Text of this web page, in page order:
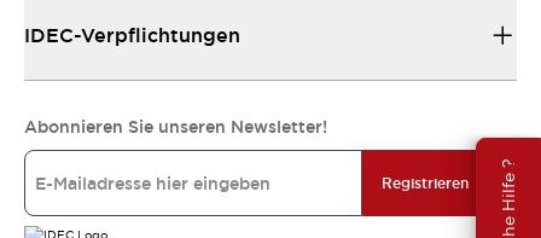
IDEC-Verpflichtungen
Abonnieren Sie unseren Newsletter!
Registrieren